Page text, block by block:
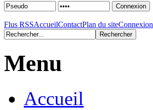
Flus RSSAccueilContactPlan du siteConnexion
Menu
Accueil